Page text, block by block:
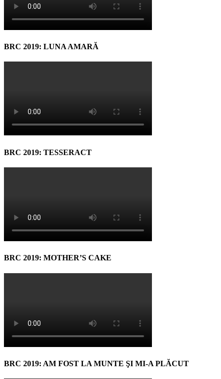
BRC 2019: LUNA AMARĂ
BRC 2019: TESSERACT
BRC 2019: MOTHER’S CAKE
BRC 2019: AM FOST LA MUNTE ŞI MI-A PLĂCUT